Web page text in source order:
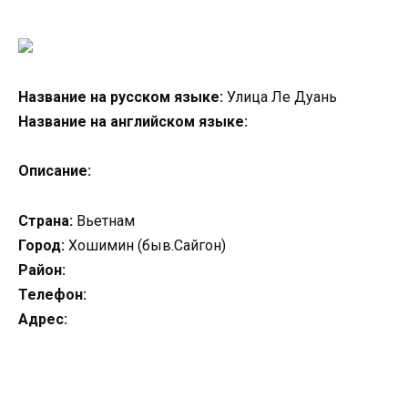
Название на русском языке: Улица Ле Дуань
Название на английском языке:
Описание:
Страна: Вьетнам
Город: Хошимин (быв.Сайгон)
Район:
Телефон:
Адрес: